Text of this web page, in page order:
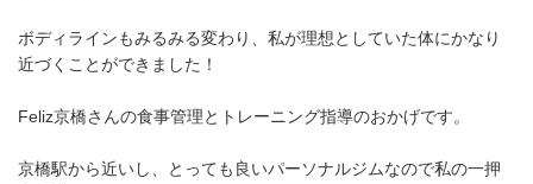
ボディラインもみるみる変わり、私が理想としていた体にかなり
近づくことができました！
Feliz京橋さんの食事管理とトレーニング指導のおかげです。
京橋駅から近いし、とっても良いパーソナルジムなので私の一押